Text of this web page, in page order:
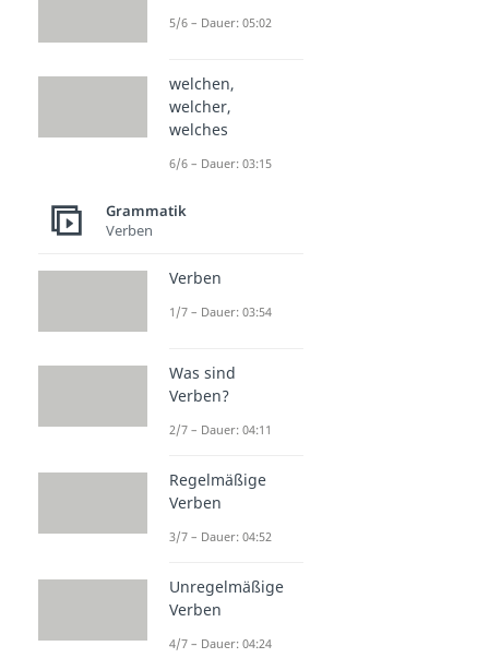
5/6 – Dauer: 05:02
welchen,
welcher,
welches
6/6 – Dauer: 03:15
Grammatik
Verben
Verben
1/7 – Dauer: 03:54
Was sind
Verben?
2/7 – Dauer: 04:11
Regelmäßige
Verben
3/7 – Dauer: 04:52
Unregelmäßige
Verben
4/7 – Dauer: 04:24